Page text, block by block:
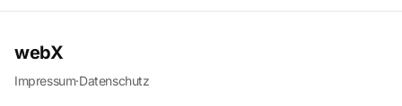
webX
Impressum·Datenschutz